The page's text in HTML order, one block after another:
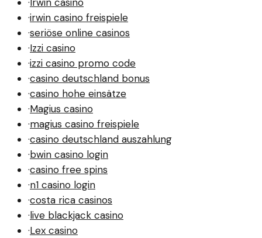
·irwin casino freispiele
·seriöse online casinos
·Izzi casino
·izzi casino promo code
·casino deutschland bonus
·casino hohe einsätze
·Magius casino
·magius casino freispiele
·casino deutschland auszahlung
·bwin casino login
·casino free spins
·n1 casino login
·costa rica casinos
·live blackjack casino
·Lex casino